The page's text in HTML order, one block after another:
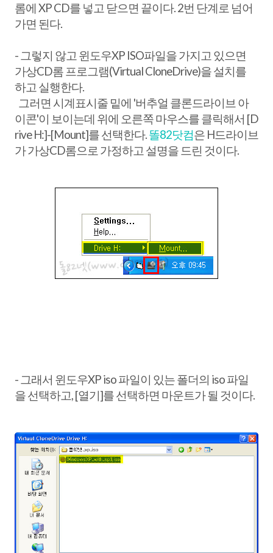
롬에 XP CD를 넣고 닫으면 끝이다. 2번 단계로 넘어
가면 된다.
- 그렇지 않고 윈도우XP ISO파일을 가지고 있으면
가상CD롬 프로그램(Virtual CloneDrive)을 설치를
하고 실행한다.
그러면 시계표시줄 밑에 '버추얼 클론드라이브 아
이콘'이 보이는데 위에 오른쪽 마우스를 클릭해서 [D
rive H:]-[Mount]를 선택한다.똘82닷컴은 H드라이브
가 가상CD롬으로 가정하고 설명을 드린 것이다.
- 그래서 윈도우XP iso 파일이 있는 폴더의 iso 파일
을 선택하고, [열기]를 선택하면 마운트가 될 것이다.